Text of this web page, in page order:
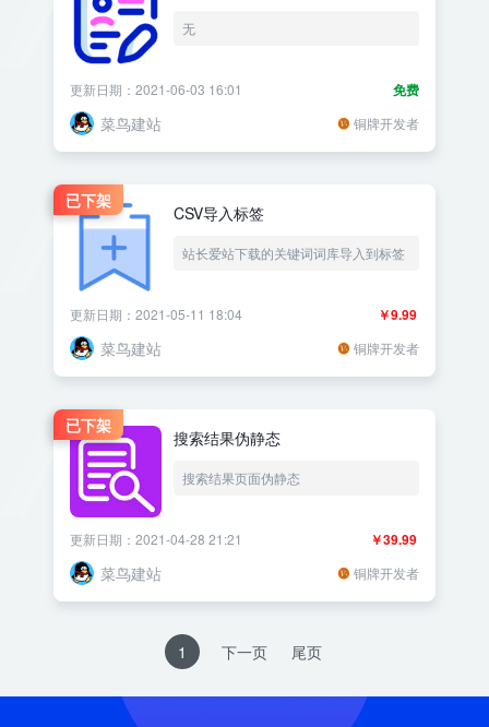
无
免费
更新日期：2021-06-03 16:01
菜鸟建站 铜牌开发者
已下架
CSV导入标签
站长爱站下载的关键词词库导入到标签
￥9.99
更新日期：2021-05-11 18:04
菜鸟建站 铜牌开发者
已下架
搜索结果伪静态
搜索结果页面伪静态
￥39.99
更新日期：2021-04-28 21:21
菜鸟建站 铜牌开发者
1 下一页 尾页